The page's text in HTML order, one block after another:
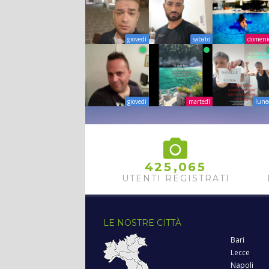
giovedì sabato
giovedì martedì
425 ,065
UTENTI REGISTRATI
LE NOSTRE CITTÀ
Bari
Lecce
Napoli